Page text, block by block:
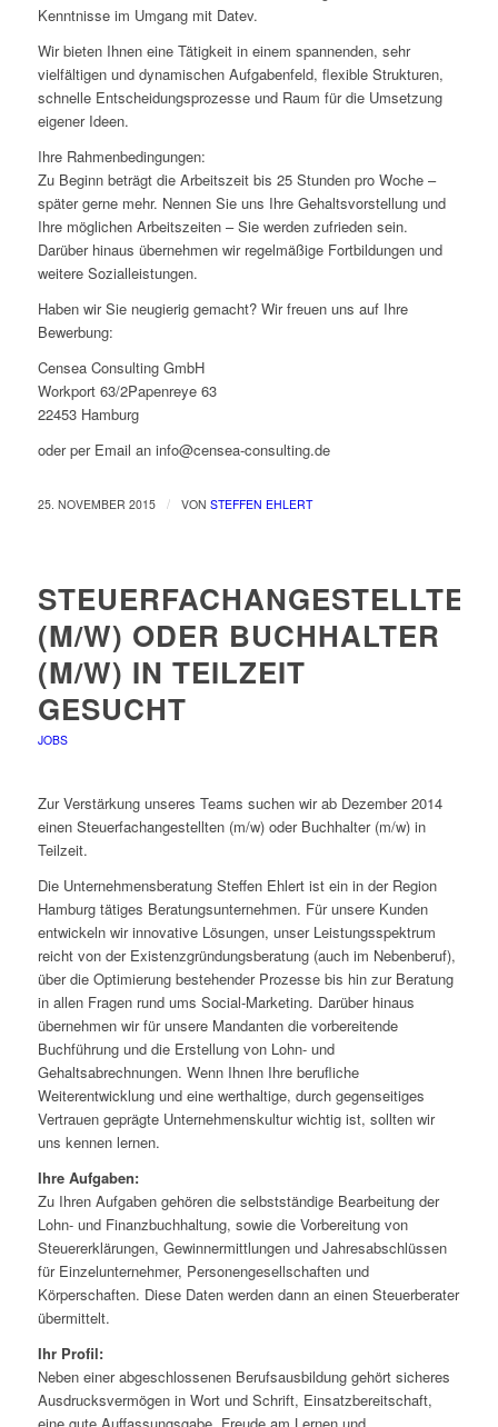
Kenntnisse im Umgang mit Datev.
Wir bieten Ihnen eine Tätigkeit in einem spannenden, sehr
vielfältigen und dynamischen Aufgabenfeld, flexible Strukturen,
schnelle Entscheidungsprozesse und Raum für die Umsetzung
eigener Ideen.
Ihre Rahmenbedingungen:
Zu Beginn beträgt die Arbeitszeit bis 25 Stunden pro Woche –
später gerne mehr. Nennen Sie uns Ihre Gehaltsvorstellung und
Ihre möglichen Arbeitszeiten – Sie werden zufrieden sein.
Darüber hinaus übernehmen wir regelmäßige Fortbildungen und
weitere Sozialleistungen.
Haben wir Sie neugierig gemacht? Wir freuen uns auf Ihre
Bewerbung:
Censea Consulting GmbH
Workport 63/2Papenreye 63
22453 Hamburg
oder per Email an info@censea-consulting.de
25. NOVEMBER 2015 / VON STEFFEN EHLERT
STEUERFACHANGESTELLTEN
(M/W) ODER BUCHHALTER
(M/W) IN TEILZEIT
GESUCHT
JOBS
Zur Verstärkung unseres Teams suchen wir ab Dezember 2014
einen Steuerfachangestellten (m/w) oder Buchhalter (m/w) in
Teilzeit.
Die Unternehmensberatung Steffen Ehlert ist ein in der Region
Hamburg tätiges Beratungsunternehmen. Für unsere Kunden
entwickeln wir innovative Lösungen, unser Leistungsspektrum
reicht von der Existenzgründungsberatung (auch im Nebenberuf),
über die Optimierung bestehender Prozesse bis hin zur Beratung
in allen Fragen rund ums Social-Marketing. Darüber hinaus
übernehmen wir für unsere Mandanten die vorbereitende
Buchführung und die Erstellung von Lohn- und
Gehaltsabrechnungen. Wenn Ihnen Ihre berufliche
Weiterentwicklung und eine werthaltige, durch gegenseitiges
Vertrauen geprägte Unternehmenskultur wichtig ist, sollten wir
uns kennen lernen.
Ihre Aufgaben:
Zu Ihren Aufgaben gehören die selbstständige Bearbeitung der
Lohn- und Finanzbuchhaltung, sowie die Vorbereitung von
Steuererklärungen, Gewinnermittlungen und Jahresabschlüssen
für Einzelunternehmer, Personengesellschaften und
Körperschaften. Diese Daten werden dann an einen Steuerberater
übermittelt.
Ihr Profil:
Neben einer abgeschlossenen Berufsausbildung gehört sicheres
Ausdrucksvermögen in Wort und Schrift, Einsatzbereitschaft,